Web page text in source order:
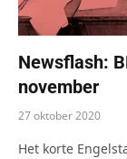
Newsflash:
november
27 oktober 2020
Het korte